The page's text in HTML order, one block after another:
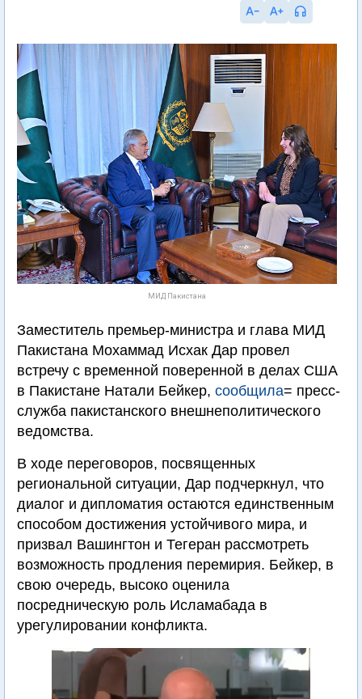
МИД Пакистана
Заместитель премьер-министра и глава МИД
Пакистана Мохаммад Исхак Дар провел
встречу с временной поверенной в делах США
в Пакистане Натали Бейкер, сообщила= пресс-
служба пакистанского внешнеполитического
ведомства.
В ходе переговоров, посвященных
региональной ситуации, Дар подчеркнул, что
диалог и дипломатия остаются единственным
способом достижения устойчивого мира, и
призвал Вашингтон и Тегеран рассмотреть
возможность продления перемирия. Бейкер, в
свою очередь, высоко оценила
посредническую роль Исламабада в
урегулировании конфликта.